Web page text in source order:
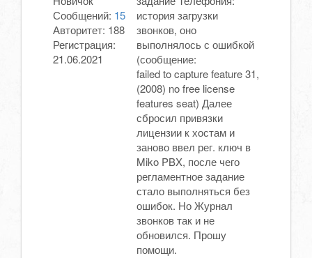
Сообщений: 15
Авторитет: 188
Регистрация:
21.06.2021
история загрузки
звонков, оно
выполнялось с ошибкой
(сообщение:
failed to capture feature 31,
(2008) no free license
features seat) Далее
сбросил привязки
лицензии к хостам и
заново ввел рег. ключ в
Miko PBX, после чего
регламентное задание
стало выполняться без
ошибок. Но Журнал
звонков так и не
обновился. Прошу
помощи.